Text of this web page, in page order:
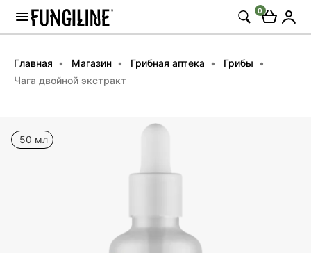
0
Главная Магазин Грибная аптека
Грибы
Чага двойной экстракт
50 мл